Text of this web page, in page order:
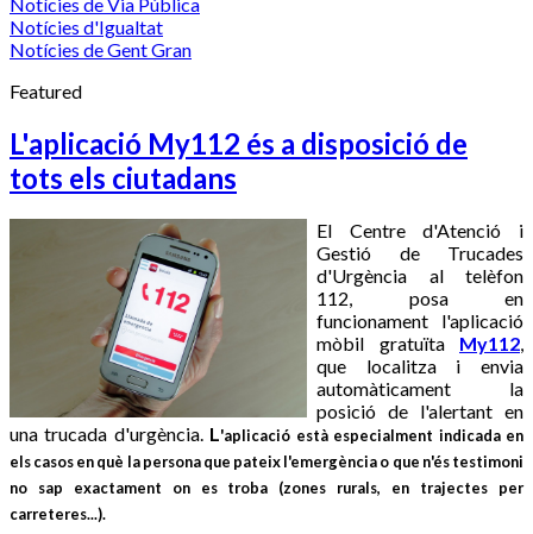
Notícies d'Igualtat
Notícies de Gent Gran
Featured
L'aplicació My112 és a disposició de
tots els ciutadans
El Centre d'Atenció i
Gestió de Trucades
d'Urgència al telèfon
112, posa en
funcionament l'aplicació
mòbil gratuïta My112,
que localitza i envia
automàticament la
posició de l'alertant en
una trucada d'urgència. L'aplicació està especialment indicada en
els casos en què la persona que pateix l'emergència o que n'és testimoni
no sap exactament on es troba (zones rurals, en trajectes per
carreteres...).